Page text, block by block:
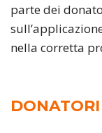
parte dei
nella corretta